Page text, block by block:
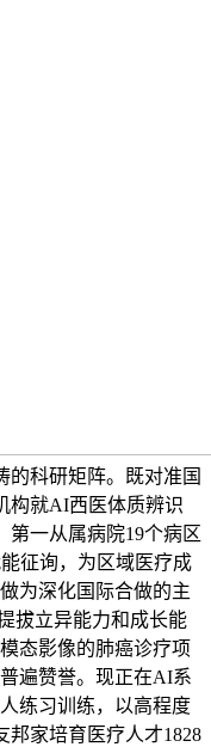
的科研矩阵。既对准国
构就AI西医体质辨识
第一从属病院19个病区
征询，为区域医疗成
为深化国际合做的主
拔立异能力和成长能
态影像的肺癌诊疗项
遍赞誉。现正在AI系
练习训练，以高程度
邦家培育医疗人才1828